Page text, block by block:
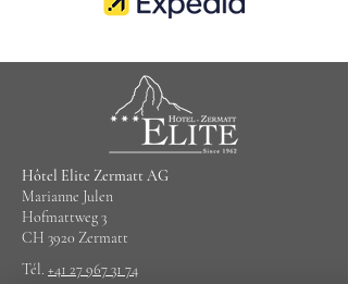
Hôtel Elite Zermatt AG
Marianne Julen
Hofmattweg 3
CH 3920 Zermatt
Tél. +41 27 967 31 74